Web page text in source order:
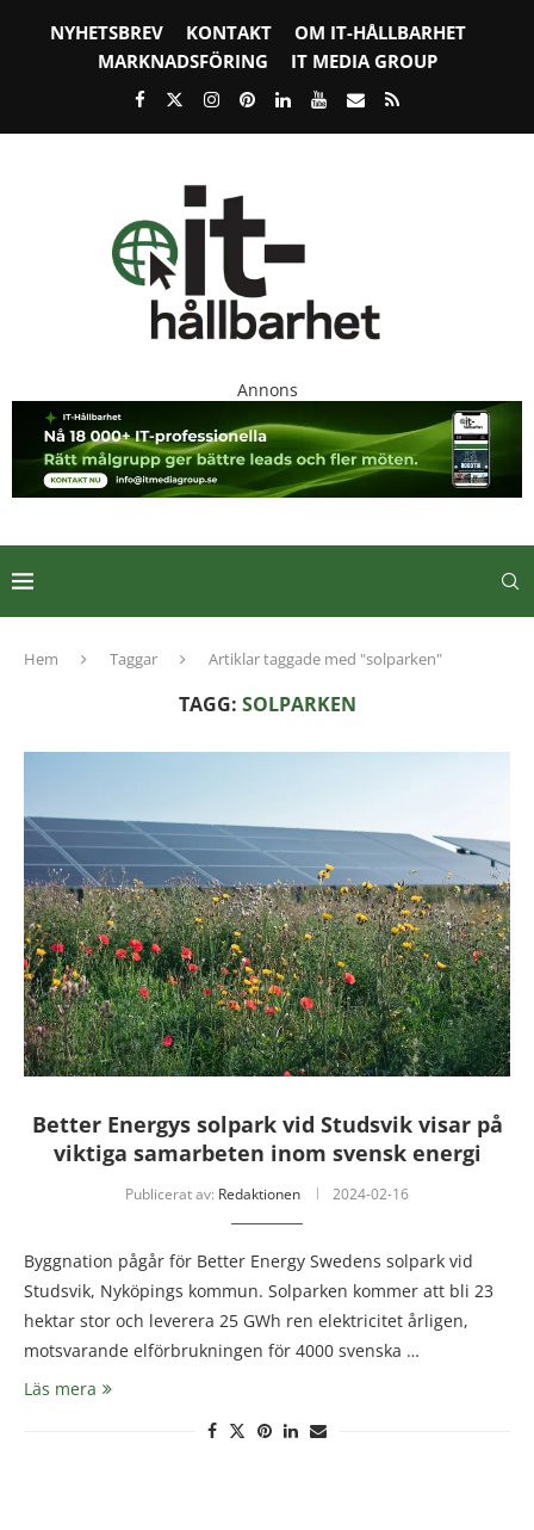
NYHETSBREV KONTAKT
OM IT-HÅLLBARHET
MARKNADSFÖRING
IT MEDIA GROUP
Annons
Hem Taggar Artiklar taggade med "solparken"
TAGG: SOLPARKEN
Better Energys solpark vid Studsvik visar på
viktiga samarbeten inom svensk energi
Publicerat av: Redaktionen 2024-02-16
Byggnation pågår för Better Energy Swedens solpark vid
Studsvik, Nyköpings kommun. Solparken kommer att bli 23
hektar stor och leverera 25 GWh ren elektricitet årligen,
motsvarande elförbrukningen för 4000 svenska …
Läs mera